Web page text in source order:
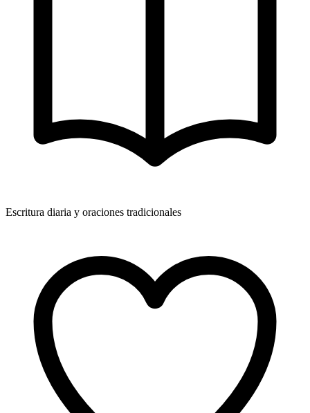
Escritura diaria y oraciones tradicionales